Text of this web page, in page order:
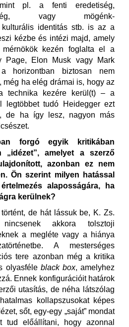
pl. a fenti eredetiség,
vagy mögénk-
kulturális identitás stb. is az a
kézbe és intézi majd, amely
kezén foglalta el a
Page, Elon Musk vagy Mark
horizontban biztosan nem
ha elég drámai is, hogy az
technika kezére kerül(t) – a
legtöbbet tudó Heidegger ezt
de ha így lesz, nagyon más
forgó egyik kritikában
„idézet”, amelyet a szerző
azonban ez nem
Ön szerint milyen hatással
alaposságára, ha
kerülnek?
de hát lássuk be, K. Zs.
akkora tolsztoji
a megléte vagy a hiánya
A mesterséges
tere azonban még a kritika
olyasféle black box, amelyhez
Ennek konfigurációit határok
utasítás, de néha látszólag
kollapszusokat képes
sőt, egy-egy „saját” mondat
tud előállítani, hogy azonnal